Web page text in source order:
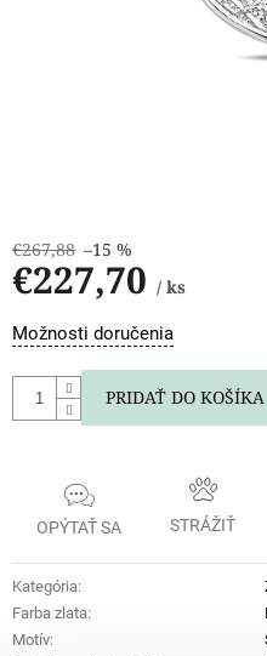
€267,88 –15 %
€227,70 / ks
Jednotková
cena:
Možnosti doručenia
PRIDAŤ DO KOŠÍKA
OPÝTAŤ SA STRÁŽIŤ
Kategória:
Farba zlata:
Motív: